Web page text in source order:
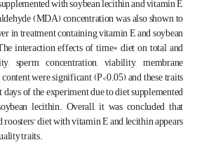
with soybean lecithin and vitamin E
(MDA) concentration was also shown to
in treatment containing vitamin E and soybean
interaction effects of time× diet on total and
sperm concentration, viability, membrane
were significant (P<0.05) and these traits
of the experiment due to diet supplemented
lecithin. Overall, it was concluded that
roosters' diet with vitamin E and lecithin appears
traits.